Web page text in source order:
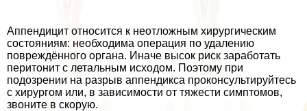
Аппендицит относится к неотложным хирургическим
состояниям: необходима операция по удалению
повреждённого органа. Иначе высок риск заработать
перитонит с летальным исходом. Поэтому при
подозрении на разрыв аппендикса проконсультируйтесь
с хирургом или, в зависимости от тяжести симптомов,
звоните в скорую.